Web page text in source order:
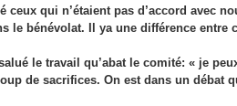
ceux qui n’étaient pas d’accord avec
le bénévolat. Il ya une différence entre
le travail qu’abat le comité: « je
de sacrifices. On est dans un débat